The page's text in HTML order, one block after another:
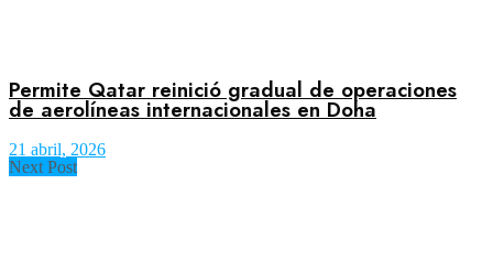
Permite Qatar reinició gradual de operaciones
de aerolíneas internacionales en Doha
21 abril, 2026
Next Post